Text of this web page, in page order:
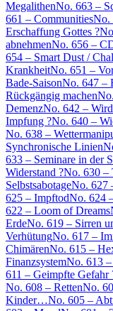
MegalithenNo. 663 –
661 – CommunitiesNo.
Erschaffung Gottes ?
abnehmenNo. 656 –
654 – Smart Dust /
KrankheitNo. 651 –
Bade-SaisonNo. 647 –
Rückgängig machen
DemenzNo. 642 –
Impfung ?No. 640 –
No. 638 –
Synchronische Linien
633 – Seminare in der
Widerstand ?No. 630 –
SelbstsabotageNo. 627
625 – ImpftodNo. 624
622 – Loom of Dreams
ErdeNo. 619 – Sirren
VerhütungNo. 617 –
ChimärenNo. 615 –
FinanzsystemNo. 613 –
611 – Geimpfte Gefahr
No. 608 – RettenNo.
Kinder…No. 605 –